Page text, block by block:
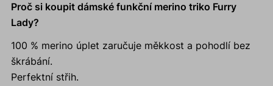
Proč si koupit dámské funkční merino triko Furry
Lady?
100 % merino úplet zaručuje měkkost a pohodlí bez
škrábání.
Perfektní střih.